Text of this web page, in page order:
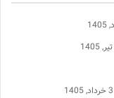
3 خرداد, 1405